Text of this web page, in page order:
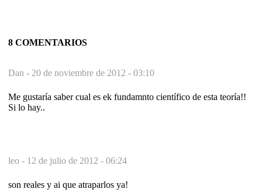
8 COMENTARIOS
Dan - 20 de noviembre de 2012 - 03:10
Me gustaría saber cual es ek fundamnto científico de esta teoría!!
Si lo hay..
leo - 12 de julio de 2012 - 06:24
son reales y ai que atraparlos ya!